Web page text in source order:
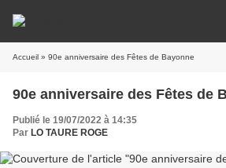
Accueil » 90e anniversaire des Fêtes de Bayonne
90e anniversaire des Fêtes de
Publié le 19/07/2022 à 14:35
Par LO TAURE ROGE